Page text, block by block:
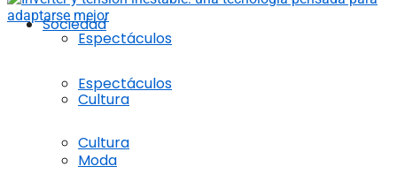
Espectáculos
Cultura
Moda
Sociedad
Espectáculos
Cultura